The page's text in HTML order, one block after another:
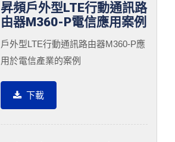
昇頻戶外型LTE行動通訊路
由器M360-P電信應用案例
戶外型LTE行動通訊路由器M360-P應
用於電信產業的案例
下載